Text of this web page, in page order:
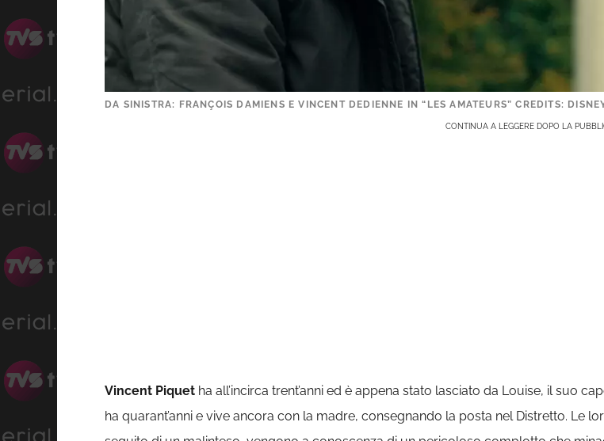
DA SINISTRA: FRANÇOIS DAMIENS E VINCENT DEDIENNE IN “LES AMATEURS” CREDITS:
CONTINUA A LEGGERE DOPO LA
Vincent Piquet ha all’incirca trent’anni ed è appena stato lasciato da Louise, il suo
ha quarant’anni e vive ancora con la madre, consegnando la posta nel Distretto. Le